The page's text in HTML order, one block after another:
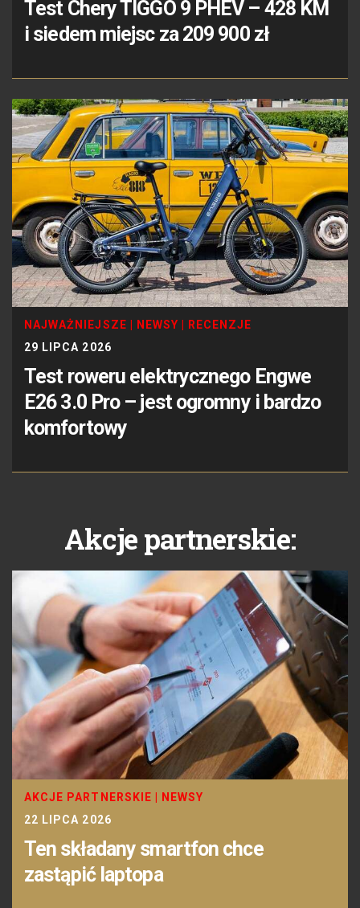
Test Chery TIGGO 9 PHEV – 428 KM
i siedem miejsc za 209 900 zł
NAJWAŻNIEJSZE NEWSY
RECENZJE
29 LIPCA 2026
Test roweru elektrycznego Engwe
E26 3.0 Pro – jest ogromny i bardzo
komfortowy
Akcje partnerskie:
AKCJE PARTNERSKIE
NEWSY
22 LIPCA 2026
Ten składany smartfon chce
zastąpić laptopa